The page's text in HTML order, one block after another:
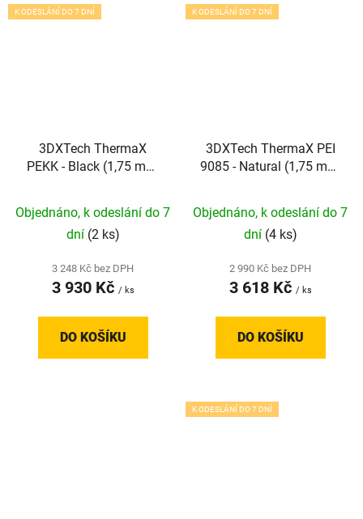
K ODESLÁNÍ DO 7 DNÍ
3DXTech ThermaX
PEKK - Black (1,75 mm;
Objednáno, k odeslání do 7
dní (2 ks)
3 248 Kč bez DPH
3 930 Kč / ks
DO KOŠÍKU
K ODESLÁNÍ DO 7 DNÍ
3DXTech ThermaX PEI
9085 - Natural (1,75 mm;
Objednáno, k odeslání do 7
dní (4 ks)
2 990 Kč bez DPH
3 618 Kč / ks
DO KOŠÍKU
K ODESLÁNÍ DO 7 DNÍ